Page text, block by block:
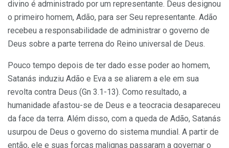
divino é administrado por um representante. Deus designou
o primeiro homem, Adão, para ser Seu representante. Adão
recebeu a responsabilidade de administrar o governo de
Deus sobre a parte terrena do Reino universal de Deus.
Pouco tempo depois de ter dado esse poder ao homem,
Satanás induziu Adão e Eva a se aliarem a ele em sua
revolta contra Deus (Gn 3.1-13). Como resultado, a
humanidade afastou-se de Deus e a teocracia desapareceu
da face da terra. Além disso, com a queda de Adão, Satanás
usurpou de Deus o governo do sistema mundial. A partir de
então, ele e suas forças malignas passaram a governar o